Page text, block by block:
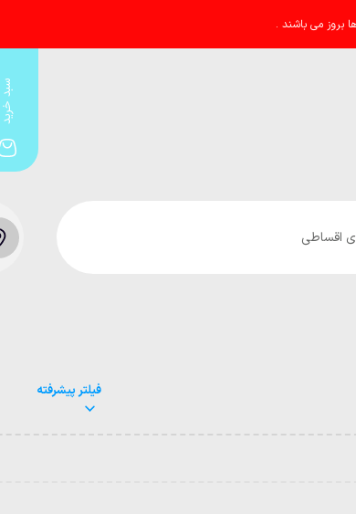
بروز می باشند .
سبد خرید
اقساطی
فیلتر پیشرفته